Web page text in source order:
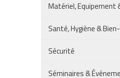
Matériel, Equipement
Santé, Hygiène &
Sécurité
Séminaires &